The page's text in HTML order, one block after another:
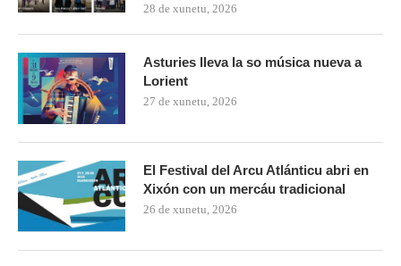
28 de xunetu, 2026
Asturies lleva la so música nueva a
Lorient
27 de xunetu, 2026
El Festival del Arcu Atlánticu abri en
Xixón con un mercáu tradicional
26 de xunetu, 2026